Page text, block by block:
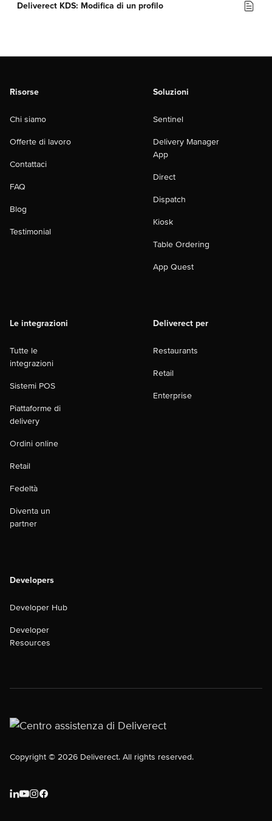
Deliverect KDS: Modifica di un profilo
Risorse
Chi siamo
Offerte di lavoro
Contattaci
FAQ
Blog
Testimonial
Soluzioni
Sentinel
Delivery Manager
App
Direct
Dispatch
Kiosk
Table Ordering
App Quest
Le integrazioni
Tutte le
integrazioni
Sistemi POS
Piattaforme di
delivery
Ordini online
Retail
Fedeltà
Diventa un
partner
Deliverect per
Restaurants
Retail
Enterprise
Developers
Developer Hub
Developer
Resources
Copyright © 2026 Deliverect. All rights reserved.